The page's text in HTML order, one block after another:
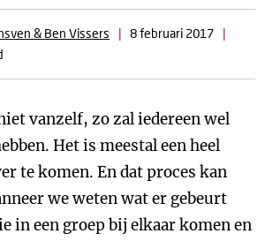
& Ben Vissers | 8 februari 2017
|
vanzelf, zo zal iedereen wel
Het is meestal een heel
te komen. En dat proces kan
we weten wat er gebeurt
in een groep bij elkaar komen en